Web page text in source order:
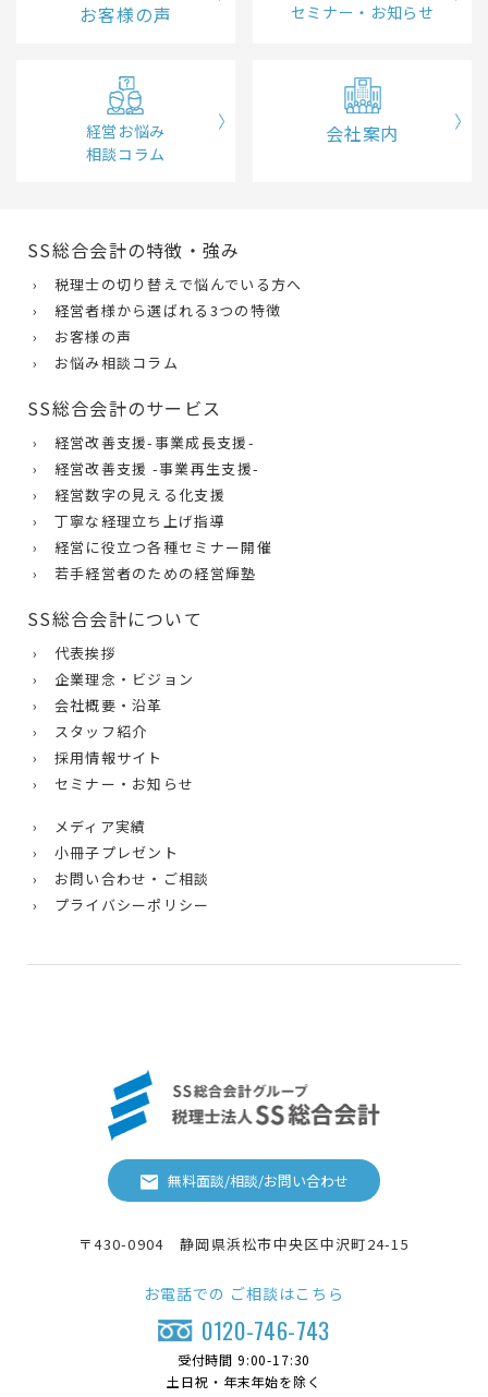
お客様の声 セミナー・お知らせ
経営お悩み
相談コラム
会社案内
SS総合会計の特徴・強み
› 税理士の切り替えで悩んでいる方へ
› 経営者様から選ばれる3つの特徴
› お客様の声
› お悩み相談コラム
SS総合会計のサービス
› 経営改善支援-事業成長支援-
› 経営改善支援 -事業再生支援-
› 経営数字の見える化支援
› 丁寧な経理立ち上げ指導
› 経営に役立つ各種セミナー開催
› 若手経営者のための経営輝塾
SS総合会計について
› 代表挨拶
› 企業理念・ビジョン
› 会社概要・沿革
› スタッフ紹介
› 採用情報サイト
› セミナー・お知らせ
› メディア実績
› 小冊子プレゼント
› お問い合わせ・ご相談
› プライバシーポリシー
無料面談/相談/お問い合わせ
〒430-0904 静岡県浜松市中央区中沢町24-15
お電話での ご相談はこちら
0120-746-743
受付時間 9:00-17:30
土日祝・年末年始を除く